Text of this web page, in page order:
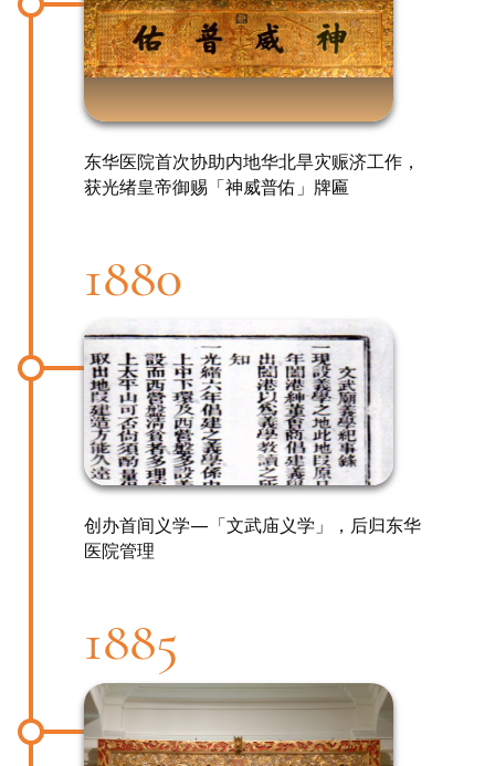
东华医院首次协助内地华北旱灾赈济工作，
获光绪皇帝御赐「神威普佑」牌匾
1880
创办首间义学—「文武庙义学」，后归东华
医院管理
1885